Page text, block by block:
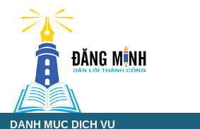
DANH MỤC DỊCH VỤ